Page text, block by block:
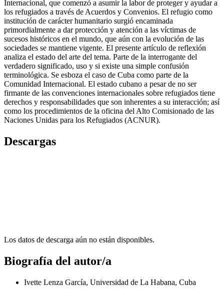
Internacional, que comenzó a asumir la labor de proteger y ayudar a
los refugiados a través de Acuerdos y Convenios. El refugio como
institución de carácter humanitario surgió encaminada
primordialmente a dar protección y atención a las víctimas de
sucesos históricos en el mundo, que aún con la evolución de las
sociedades se mantiene vigente. El presente artículo de reflexión
analiza el estado del arte del tema. Parte de la interrogante del
verdadero significado, uso y si existe una simple confusión
terminológica. Se esboza el caso de Cuba como parte de la
Comunidad Internacional. El estado cubano a pesar de no ser
firmante de las convenciones internacionales sobre refugiados tiene
derechos y responsabilidades que son inherentes a su interacción; así
como los procedimientos de la oficina del Alto Comisionado de las
Naciones Unidas para los Refugiados (ACNUR).
Descargas
Los datos de descarga aún no están disponibles.
Biografía del autor/a
Ivette Lenza García, Universidad de La Habana, Cuba